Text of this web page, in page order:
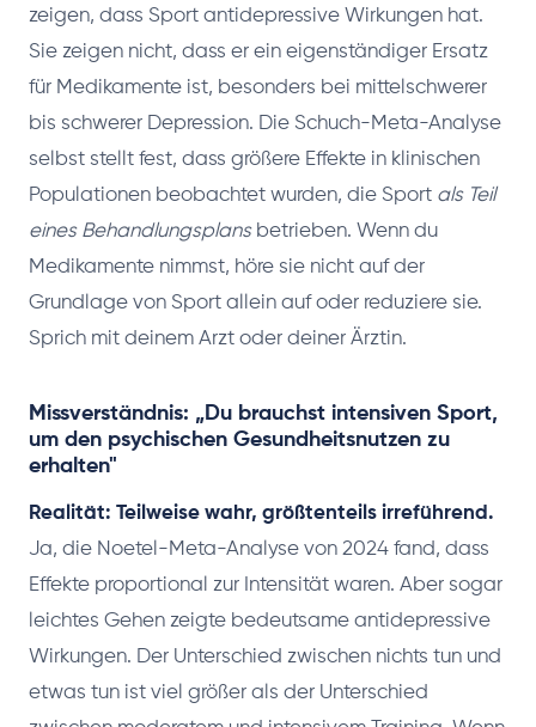
zeigen, dass Sport antidepressive Wirkungen hat.
Sie zeigen nicht, dass er ein eigenständiger Ersatz
für Medikamente ist, besonders bei mittelschwerer
bis schwerer Depression. Die Schuch-Meta-Analyse
selbst stellt fest, dass größere Effekte in klinischen
Populationen beobachtet wurden, die Sport als Teil
eines Behandlungsplansbetrieben. Wenn du
Medikamente nimmst, höre sie nicht auf der
Grundlage von Sport allein auf oder reduziere sie.
Sprich mit deinem Arzt oder deiner Ärztin.
Missverständnis: „Du brauchst intensiven Sport,
um den psychischen Gesundheitsnutzen zu
erhalten"
Realität: Teilweise wahr, größtenteils irreführend.
Ja, die Noetel-Meta-Analyse von 2024 fand, dass
Effekte proportional zur Intensität waren. Aber sogar
leichtes Gehen zeigte bedeutsame antidepressive
Wirkungen. Der Unterschied zwischen nichts tun und
etwas tun ist viel größer als der Unterschied